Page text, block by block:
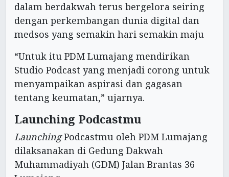
dalam berdakwah terus bergelora seiring
dengan perkembangan dunia digital dan
medsos yang semakin hari semakin maju
“Untuk itu PDM Lumajang mendirikan
Studio Podcast yang menjadi corong untuk
menyampaikan aspirasi dan gagasan
tentang keumatan,” ujarnya.
Launching Podcastmu
LaunchingPodcastmu oleh PDM Lumajang
dilaksanakan di Gedung Dakwah
Muhammadiyah (GDM) Jalan Brantas 36